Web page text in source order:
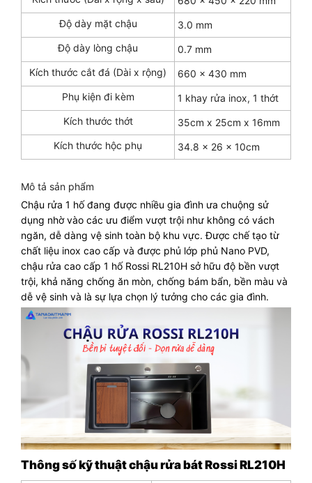
Độ dày mặt chậu
3.0 mm
Độ dày lòng chậu
0.7 mm
Kích thước cắt đá (Dài x rộng)
660 x 430 mm
Phụ kiện đi kèm
1 khay rửa inox, 1 thớt
Kích thước thớt
35cm x 25cm x 16mm
Kích thước hộc phụ
34.8 × 26 × 10cm
Mô tả sản phẩm
Chậu rửa 1 hố đang được nhiều gia đình ưa chuộng sử
dụng nhờ vào các ưu điểm vượt trội như không có vách
ngăn, dễ dàng vệ sinh toàn bộ khu vực. Được chế tạo từ
chất liệu inox cao cấp và được phủ lớp phủ Nano PVD,
chậu rửa cao cấp 1 hố Rossi RL210H sở hữu độ bền vượt
trội, khả năng chống ăn mòn, chống bám bẩn, bền màu và
dễ vệ sinh và là sự lựa chọn lý tưởng cho các gia đình.
Thông số kỹ thuật chậu rửa bát Rossi RL210H